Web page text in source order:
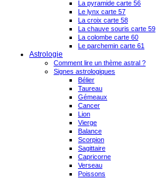
La pyramide carte 56
Le lynx carte 57
La croix carte 58
La chauve souris carte 59
La colombe carte 60
Le parchemin carte 61
Astrologie
Comment lire un thème astral ?
Signes astrologiques
Bélier
Taureau
Gémeaux
Cancer
Lion
Vierge
Balance
Scorpion
Sagittaire
Capricorne
Verseau
Poissons